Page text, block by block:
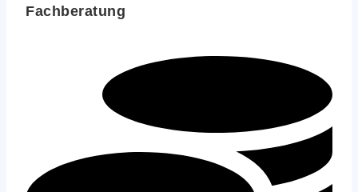
Fachberatung